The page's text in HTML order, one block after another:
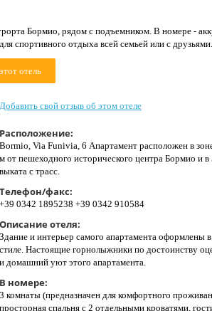
Бормио, рядом с подъемником. В номере -
спортивного отдыха всей семьей или с друзьями.
отель
Добавить свой отзыв об этом отеле
Расположение:
Bormio, Via Funivia, 6 Апартамент расположен в
м от пешеходного исторического центра Бормио и
выката с трасс.
Телефон/факс:
+39 0342 1895238 +39 0342 910584
Описание отеля:
Здание и интерьер самого апартамента оформлены
стиле. Настоящие горнолыжники по достоинству
и домашний уют этого апартамента.
В номере:
3 комнаты (предназначен для комфортного
просторная спальня с 2 отдельными кроватями,